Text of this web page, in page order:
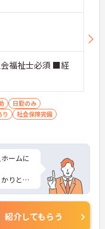
福祉士必須 ■経
日勤のみ
り
社会保険完備
ームに
りと評
さらに
くださ
紹介してもらう